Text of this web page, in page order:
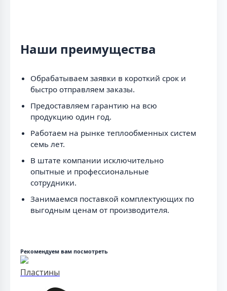
Наши преимущества
Обрабатываем заявки в короткий срок и
быстро отправляем заказы.
Предоставляем гарантию на всю
продукцию один год.
Работаем на рынке теплообменных систем
семь лет.
В штате компании исключительно
опытные и профессиональные
сотрудники.
Занимаемся поставкой комплектующих по
выгодным ценам от производителя.
Рекомендуем вам посмотреть
Пластины